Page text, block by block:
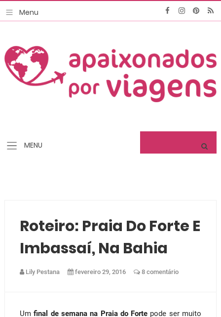
Roteiro: Praia Do Forte E
Imbassaí, Na Bahia
Lily Pestana fevereiro 29, 2016 8 comentário
Umfinal de semana na Praia do Forte pode ser muito